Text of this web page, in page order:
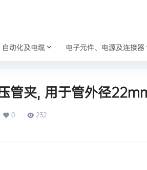
自动化及电缆 电子元件、电源及连接器
管夹, 用于管外径
0 232